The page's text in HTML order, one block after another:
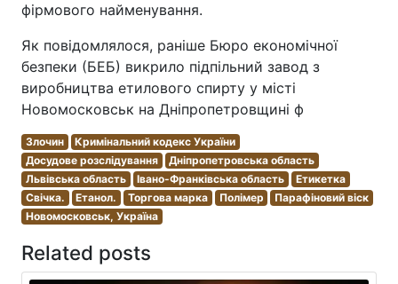
фірмового найменування.
Як повідомлялося, раніше Бюро економічної
безпеки (БЕБ) викрило підпільний завод з
виробництва етилового спирту у місті
Новомосковськ на Дніпропетровщині ф
Злочин
Кримінальний кодекс України
Досудове розслідування
Дніпропетровська область
Львівська область
Івано-Франківська область
Етикетка
Свічка.
Етанол. Торгова марка Полімер
Парафіновий віск
Новомосковськ, Україна
Related posts